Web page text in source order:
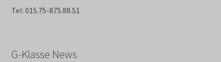
Tel: 015.75-875.88.51
G-Klasse News